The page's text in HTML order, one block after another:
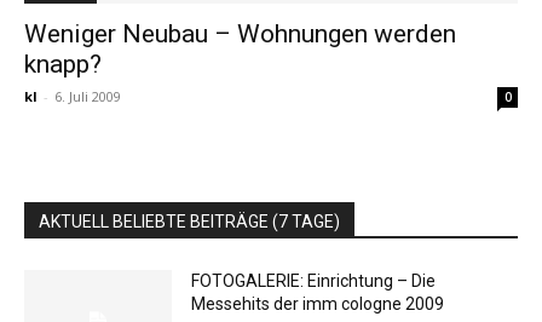
Weniger Neubau – Wohnungen werden
knapp?
kl - 6. Juli 2009 0
AKTUELL BELIEBTE BEITRÄGE (7 TAGE)
FOTOGALERIE: Einrichtung – Die
Messehits der imm cologne 2009